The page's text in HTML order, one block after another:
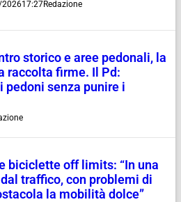
17:27Redazione
storico e aree pedonali, la
raccolta firme. Il Pd:
pedoni senza punire i
biciclette off limits: “In una
traffico, con problemi di
la mobilità dolce”